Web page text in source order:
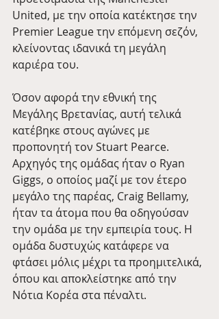
United, με την οποία κατέκτησε την
Premier League την επόμενη σεζόν,
κλείνοντας ιδανικά τη μεγάλη
καριέρα του.
Όσον αφορά την εθνική της
Μεγάλης Βρετανίας, αυτή τελικά
κατέβηκε στους αγώνες με
προπονητή τον Stuart Pearce.
Αρχηγός της ομάδας ήταν ο Ryan
Giggs, ο οποίος μαζί με τον έτερο
μεγάλο της παρέας, Craig Bellamy,
ήταν τα άτομα που θα οδηγούσαν
την ομάδα με την εμπειρία τους. Η
ομάδα δυστυχώς κατάφερε να
φτάσει μόλις μέχρι τα προημιτελικά,
όπου και αποκλείστηκε από την
Νότια Κορέα στα πέναλτι.